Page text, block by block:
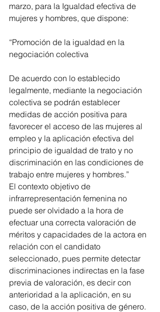
marzo, para la Igualdad efectiva de
mujeres y hombres, que dispone:
“Promoción de la igualdad en la
negociación colectiva
De acuerdo con lo establecido
legalmente, mediante la negociación
colectiva se podrán establecer
medidas de acción positiva para
favorecer el acceso de las mujeres al
empleo y la aplicación efectiva del
principio de igualdad de trato y no
discriminación en las condiciones de
trabajo entre mujeres y hombres.”
El contexto objetivo de
infrarrepresentación femenina no
puede ser olvidado a la hora de
efectuar una correcta valoración de
méritos y capacidades de la actora en
relación con el candidato
seleccionado, pues permite detectar
discriminaciones indirectas en la fase
previa de valoración, es decir con
anterioridad a la aplicación, en su
caso, de la acción positiva de género.